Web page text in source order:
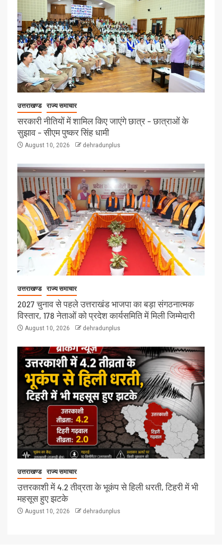
उत्तराखण्ड राज्य समाचार
सरकारी नीतियों में शामिल किए जाएंगे छात्र – छात्राओं के
सुझाव – सीएम पुष्कर सिंह धामी
August 10, 2026 dehradunplus
उत्तराखण्ड राज्य समाचार
2027 चुनाव से पहले उत्तराखंड भाजपा का बड़ा संगठनात्मक
विस्तार, 178 नेताओं को प्रदेश कार्यसमिति में मिली जिम्मेदारी
August 10, 2026 dehradunplus
उत्तराखण्ड राज्य समाचार
उत्तरकाशी में 4.2 तीव्रता के भूकंप से हिली धरती, टिहरी में भी
महसूस हुए झटके
August 10, 2026 dehradunplus